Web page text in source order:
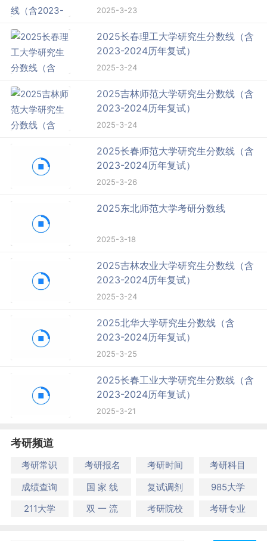
2025-3-23
2025长春理工大学研究生分数线（含
2023-2024历年复试）
2025-3-24
2025吉林师范大学研究生分数线（含
2023-2024历年复试）
2025-3-24
2025长春师范大学研究生分数线（含
2023-2024历年复试）
2025-3-26
2025东北师范大学考研分数线
2025-3-18
2025吉林农业大学研究生分数线（含
2023-2024历年复试）
2025-3-24
2025北华大学研究生分数线（含
2023-2024历年复试）
2025-3-25
2025长春工业大学研究生分数线（含
2023-2024历年复试）
2025-3-21
考研频道
考研常识 考研报名 考研时间
考研科目
成绩查询
国 家 线 复试调剂
985大学
211大学
双 一 流 考研院校 考研专业